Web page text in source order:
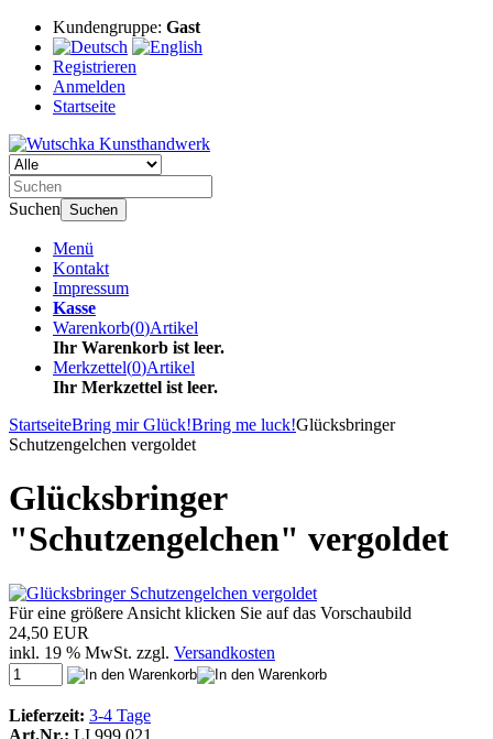
Kundengruppe: Gast
Registrieren
Anmelden
Startseite
Suchen Suchen
Menü
Kontakt
Impressum
Kasse
Warenkorb(0)Artikel
Ihr Warenkorb ist leer.
Merkzettel(0)Artikel
Ihr Merkzettel ist leer.
StartseiteBring mir Glück!Bring me luck!Glücksbringer
Schutzengelchen vergoldet
Glücksbringer
"Schutzengelchen" vergoldet
Für eine größere Ansicht klicken Sie auf das Vorschaubild
24,50 EUR
inkl. 19 % MwSt. zzgl. Versandkosten
Lieferzeit: 3-4 Tage
Art.Nr.: LI 999 021